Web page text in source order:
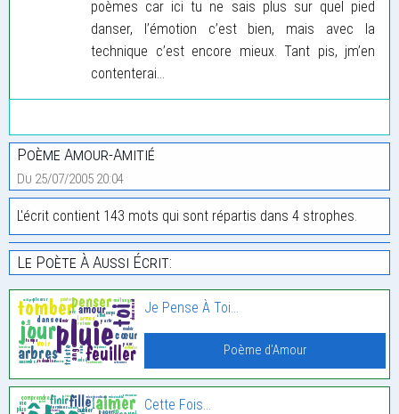
poèmes car ici tu ne sais plus sur quel pied
danser, l’émotion c’est bien, mais avec la
technique c’est encore mieux. Tant pis, jm’en
contenterai...
Poème Amour-Amitié
Du 25/07/2005 20:04
L'écrit contient 143 mots qui sont répartis dans 4 strophes.
Le Poète À Aussi Écrit:
Je Pense À Toi…
Poème d'Amour
Cette Fois…